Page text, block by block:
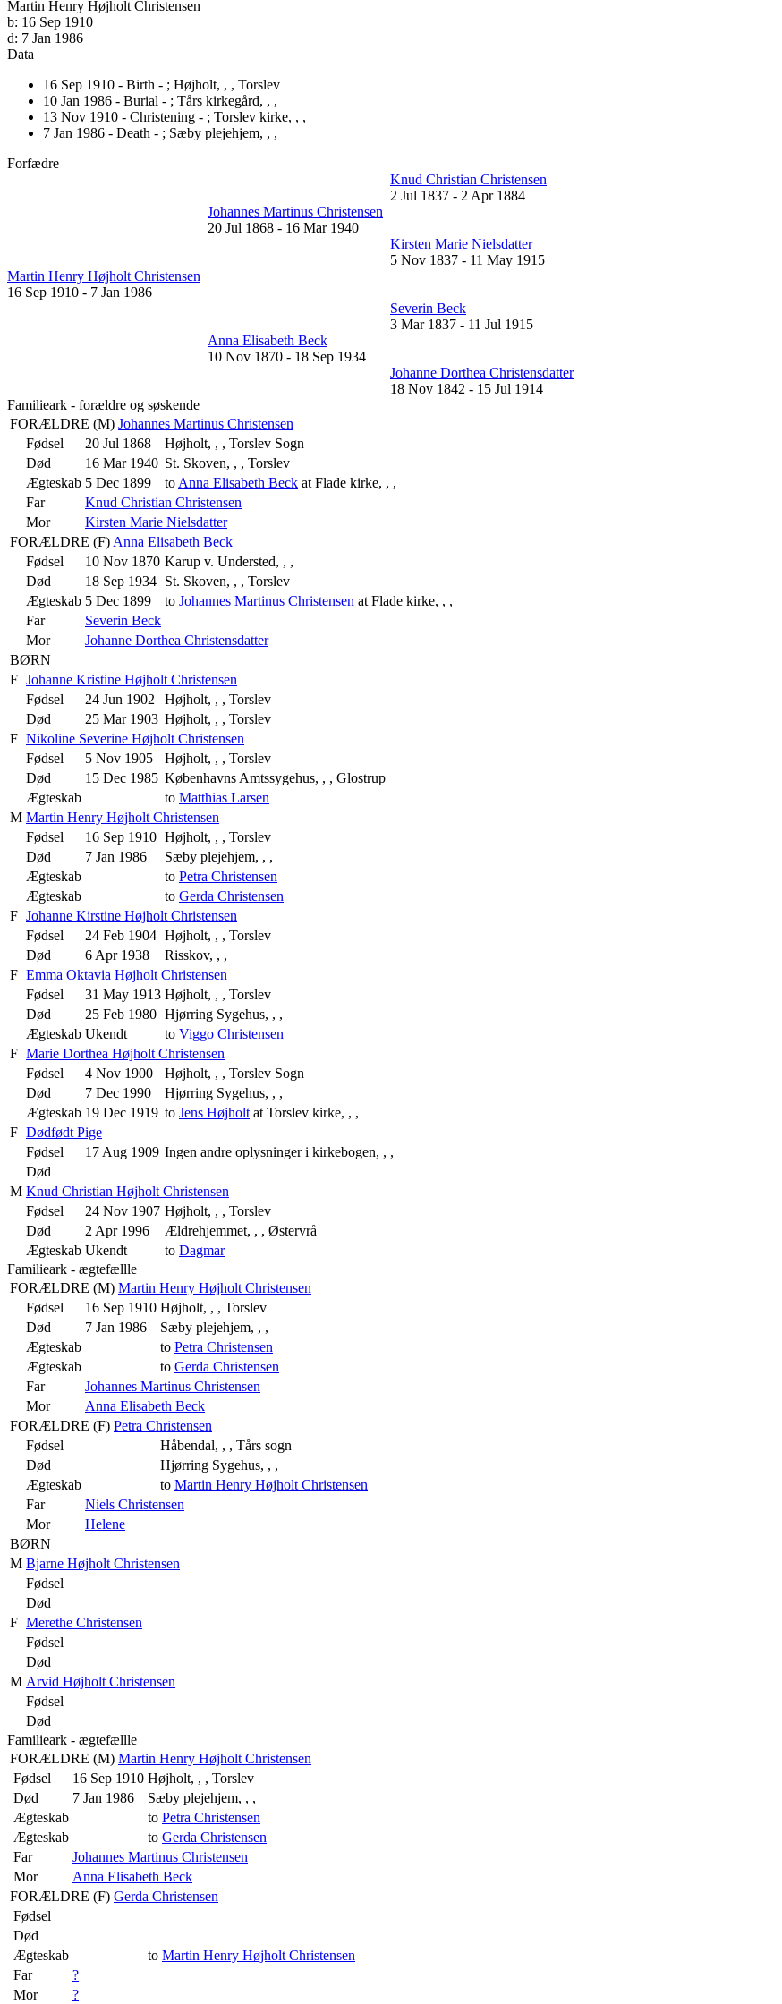
Martin Henry Højholt Christensen
b: 16 Sep 1910
d: 7 Jan 1986
Data
16 Sep 1910 - Birth - ; Højholt, , , Torslev
10 Jan 1986 - Burial - ; Tårs kirkegård, , ,
13 Nov 1910 - Christening - ; Torslev kirke, , ,
7 Jan 1986 - Death - ; Sæby plejehjem, , ,
Forfædre
Knud Christian Christensen
2 Jul 1837 - 2 Apr 1884
Johannes Martinus Christensen
20 Jul 1868 - 16 Mar 1940
Kirsten Marie Nielsdatter
5 Nov 1837 - 11 May 1915
Martin Henry Højholt Christensen
16 Sep 1910 - 7 Jan 1986
Severin Beck
3 Mar 1837 - 11 Jul 1915
Anna Elisabeth Beck
10 Nov 1870 - 18 Sep 1934
Johanne Dorthea Christensdatter
18 Nov 1842 - 15 Jul 1914
Familieark - forældre og søskende
FORÆLDRE (M) Johannes Martinus Christensen
Fødsel
20 Jul 1868
Højholt, , , Torslev Sogn
Død
16 Mar 1940 St. Skoven, , , Torslev
Ægteskab 5 Dec 1899 to Anna Elisabeth Beck at Flade kirke, , ,
Far
Knud Christian Christensen
Mor
Kirsten Marie Nielsdatter
FORÆLDRE (F) Anna Elisabeth Beck
Fødsel
10 Nov 1870 Karup v. Understed, , ,
Død
18 Sep 1934 St. Skoven, , , Torslev
Ægteskab 5 Dec 1899 to Johannes Martinus Christensen at Flade kirke, , ,
Far
Severin Beck
Mor
Johanne Dorthea Christensdatter
BØRN
F Johanne Kristine Højholt Christensen
Fødsel
24 Jun 1902
Højholt, , , Torslev
Død
25 Mar 1903 Højholt, , , Torslev
F Nikoline Severine Højholt Christensen
Fødsel
5 Nov 1905
Højholt, , , Torslev
Død
15 Dec 1985 Københavns Amtssygehus, , , Glostrup
Ægteskab
to Matthias Larsen
M Martin Henry Højholt Christensen
Fødsel
16 Sep 1910 Højholt, , , Torslev
Død
7 Jan 1986
Sæby plejehjem, , ,
Ægteskab
to Petra Christensen
Ægteskab
to Gerda Christensen
F Johanne Kirstine Højholt Christensen
Fødsel
24 Feb 1904 Højholt, , , Torslev
Død
6 Apr 1938
Risskov, , ,
F Emma Oktavia Højholt Christensen
Fødsel
31 May 1913 Højholt, , , Torslev
Død
25 Feb 1980 Hjørring Sygehus, , ,
Ægteskab Ukendt to Viggo Christensen
F Marie Dorthea Højholt Christensen
Fødsel
4 Nov 1900
Højholt, , , Torslev Sogn
Død
7 Dec 1990
Hjørring Sygehus, , ,
Ægteskab 19 Dec 1919 to Jens Højholt at Torslev kirke, , ,
F Dødfødt Pige
Fødsel
17 Aug 1909 Ingen andre oplysninger i kirkebogen, , ,
Død
M Knud Christian Højholt Christensen
Fødsel
24 Nov 1907 Højholt, , , Torslev
Død
2 Apr 1996
Ældrehjemmet, , , Østervrå
Ægteskab Ukendt to Dagmar
Familieark - ægtefællle
FORÆLDRE (M) Martin Henry Højholt Christensen
Fødsel
16 Sep 1910 Højholt, , , Torslev
Død
7 Jan 1986
Sæby plejehjem, , ,
Ægteskab
to Petra Christensen
Ægteskab
to Gerda Christensen
Far
Johannes Martinus Christensen
Mor
Anna Elisabeth Beck
FORÆLDRE (F) Petra Christensen
Fødsel
Håbendal, , , Tårs sogn
Død
Hjørring Sygehus, , ,
Ægteskab
to Martin Henry Højholt Christensen
Far
Niels Christensen
Mor
Helene
BØRN
M Bjarne Højholt Christensen
Fødsel
Død
F Merethe Christensen
Fødsel
Død
M Arvid Højholt Christensen
Fødsel
Død
Familieark - ægtefællle
FORÆLDRE (M) Martin Henry Højholt Christensen
Fødsel
16 Sep 1910 Højholt, , , Torslev
Død
7 Jan 1986
Sæby plejehjem, , ,
Ægteskab
to Petra Christensen
Ægteskab
to Gerda Christensen
Far
Johannes Martinus Christensen
Mor
Anna Elisabeth Beck
FORÆLDRE (F) Gerda Christensen
Fødsel
Død
Ægteskab
to Martin Henry Højholt Christensen
Far
?
Mor
?